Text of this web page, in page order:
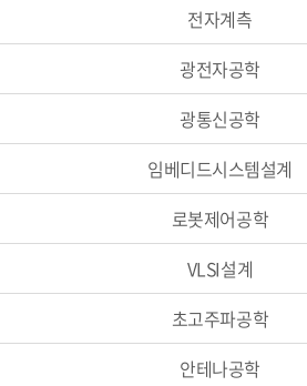
전자계측
광전자공학
광통신공학
임베디드시스템설계
로봇제어공학
VLSI설계
초고주파공학
안테나공학